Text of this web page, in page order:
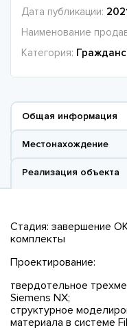
Дата публикации:
Наименование
Категория:
Общая информация
Местонахождение
Реализация объекта
Стадия: завершение
комплекты
Проектирование:
твердотельное
Siemens NX;
структурное
материала в системе